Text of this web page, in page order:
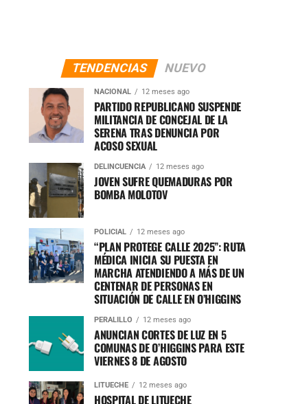
TENDENCIAS NUEVO
NACIONAL 12 meses ago
PARTIDO REPUBLICANO SUSPENDE
MILITANCIA DE CONCEJAL DE LA
SERENA TRAS DENUNCIA POR
ACOSO SEXUAL
DELINCUENCIA 12 meses ago
JOVEN SUFRE QUEMADURAS POR
BOMBA MOLOTOV
POLICIAL 12 meses ago
“PLAN PROTEGE CALLE 2025”: RUTA
MÉDICA INICIA SU PUESTA EN
MARCHA ATENDIENDO A MÁS DE UN
CENTENAR DE PERSONAS EN
SITUACIÓN DE CALLE EN O’HIGGINS
PERALILLO 12 meses ago
ANUNCIAN CORTES DE LUZ EN 5
COMUNAS DE O’HIGGINS PARA ESTE
VIERNES 8 DE AGOSTO
LITUECHE 12 meses ago
HOSPITAL DE LITUECHE